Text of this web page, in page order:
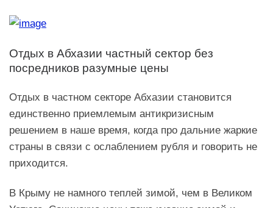
Отдых в Абхазии частный сектор без
посредников разумные цены
Отдых в частном секторе Абхазии становится
единственно приемлемым антикризисным
решением в наше время, когда про дальние жаркие
страны в связи с ослаблением рубля и говорить не
приходится.
В Крыму не намного теплей зимой, чем в Великом